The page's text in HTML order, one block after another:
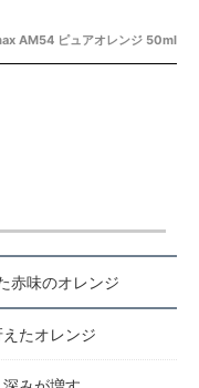
AM54 ピュアオレンジ 50ml
赤味のオレンジ
えたオレンジ